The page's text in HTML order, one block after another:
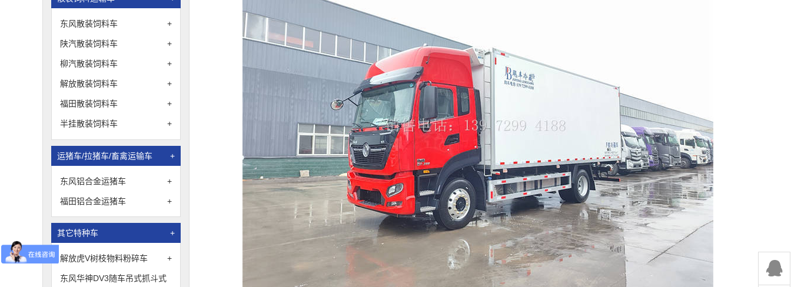
东风散装饲料车 +
陕汽散装饲料车 +
柳汽散装饲料车 +
解放散装饲料车 +
福田散装饲料车 +
半挂散装饲料车 +
运猪车/拉猪车/畜禽运输车 +
东风铝合金运猪车 +
福田铝合金运猪车 +
其它特种车 +
解放虎V树枝物料粉碎车 +
东风华神DV3随车吊式抓斗式